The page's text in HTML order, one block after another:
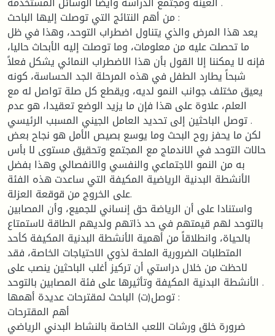
من أهم النتائج التي توصلت إليها الباحث :
يعد هذا المرض والذي يتناول اضطراب التوحد، وهذا في ظل
ما تحصلت عليه من معلومات، وما توصلت إليه الأبحاث حاليا،
فإنه لا يمكننا إلا القول بأن هذا الاضطراب النمائي يشكل فعلاً
شبحاً يطارد الطفل في هذه المرحلة الجد الحساسة، كونه
يعيق مختلف جوانب النمو لديه، ويقطع كل صلة تواصل له مع
العلم، علاوة على هذا فإن ما يزيد الوضع تعقيدا، هو عدم
توصل الباحثين إلى تحديد العامل الجيني المسبب الرئيسي .
لكن ما يحفز روح البحث وما يوسع بصيص الأمل هو نجاح بعض
حالات التوحد في الاندماج مع المجتمع وتحقيق مستوى لا بأس
به من النمو الاجتماعي والنفسي والانفصالي وهذا بفضل
الأنشطة البدنية الرياضية المكيفة التي ساعدت هذه الفئة
على الخروج من قوقعة العزلة.
واستنادا على أن الرياضة حق إنساني للجميع، وأن المصابين
بالتوحد لهم قيمتهم في حد ذاتهم ولديهم الطاقة لاستمتاع
بالحياة، وانطلاقاً من أهمية الأنشطة البدنية المكيفة كأحد
المتطلبات الضرورية الملحة لذوي الاحتياجات الخاصة، فقد
لاحظت من خلال دراستي أن تركيز أغلب الباحثين ينصب على
الأنشطة البدنية المكيفة وتأثيرها على فئة المصابين بالتوحد .
توصل(ت) الباحث لمقترحات عديدة أهمها :
أهم المقترحات
ضرورة خلق ورشات اللعب الخاصة بالنشاط البدني الریاضي